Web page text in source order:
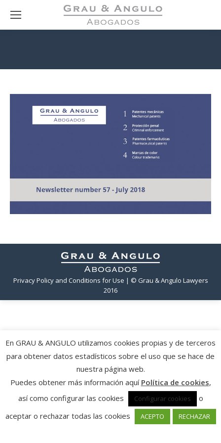
Privacy Policy and Conditions for Use | © Grau & Angulo Lawyers
2016
En GRAU & ANGULO utilizamos cookies propias y de terceros
para obtener datos estadísticos sobre el uso que se hace de
nuestra página web.
Puedes obtener más información aquí Política de cookies,
así como configurar las cookies
Configurar cookies
o
aceptar o rechazar todas las cookies
ACEPTO RECHAZAR